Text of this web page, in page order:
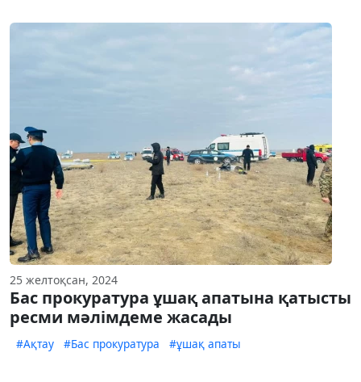
25 желтоқсан, 2024
Бас прокуратура ұшақ апатына қатысты
ресми мәлімдеме жасады
#Ақтау #Бас прокуратура #ұшақ апаты